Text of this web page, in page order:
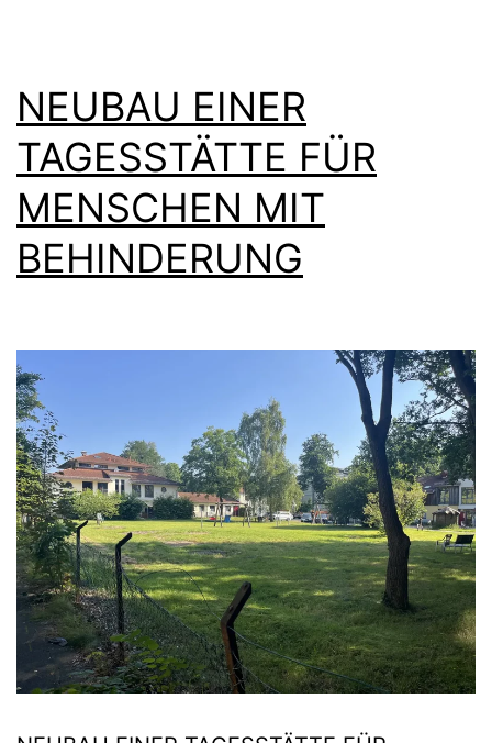
NEUBAU EINER
TAGESSTÄTTE FÜR
MENSCHEN MIT
BEHINDERUNG